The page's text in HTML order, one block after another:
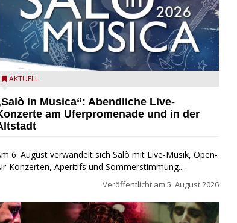
Salò in Musica 2026
AKTUELL
in Musica“: Abendliche Live-
am Uferpromenade und in der
6. August verwandelt sich Salò mit Live-Musik, Open-
Konzerten, Aperitifs und Sommerstimmung...
Veröffentlicht am 5. August 2026